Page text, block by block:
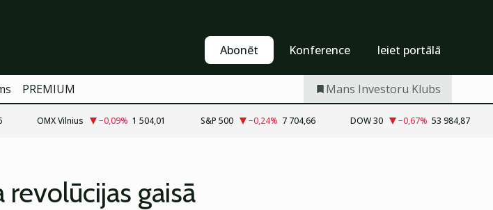
Abonēt Konference Ieiet portālā
PREMIUM Mans Investoru Klubs
OMX Vilnius −0,09% 1 504,01 S&P 500 −0,24% 7 704,66 DOW 30 −0,67% 53 984,87
revolūcijas gaisā